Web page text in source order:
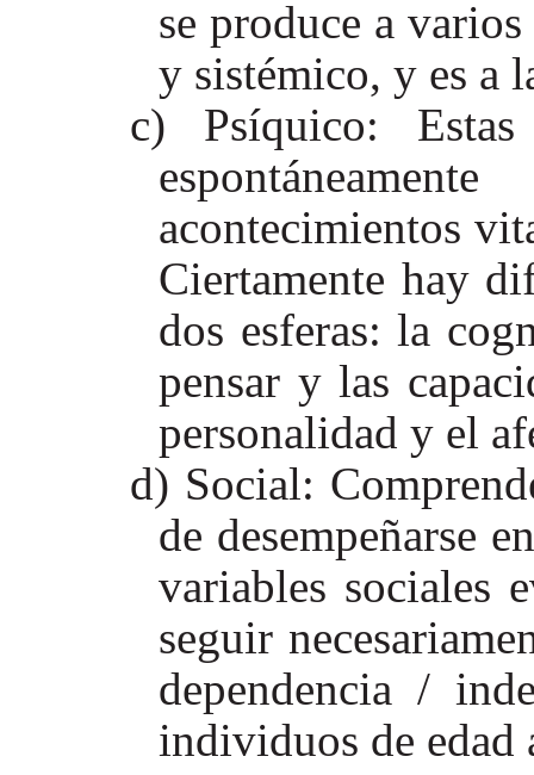
se produce a
y sistémico, y es a
Psíquico:
acontecimientos
Ciertamente hay
dos esferas: la
pensar y las
personalidad y el
Social:
de desempeñarse
variables sociales
seguir
dependencia /
individuos de edad